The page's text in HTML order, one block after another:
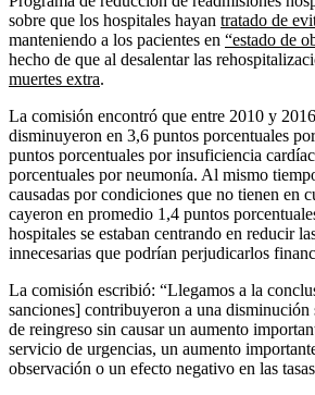
sobre que los hospitales hayan tratado de
manteniendo a los pacientes en “estado de
hecho de que al desalentar las
muertes extra.
La comisión encontró que entre 2010 y
disminuyeron en 3,6 puntos porcentuales
puntos porcentuales por insuficiencia
porcentuales por neumonía. Al mismo
causadas por condiciones que no tienen en
cayeron en promedio 1,4 puntos
hospitales se estaban centrando en reducir
innecesarias que podrían perjudicarlos
La comisión escribió: “Llegamos a la
sanciones] contribuyeron a una disminución
de reingreso sin causar un aumento
servicio de urgencias, un aumento
observación o un efecto negativo en las